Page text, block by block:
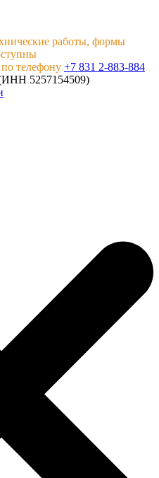
работы, формы
телефону +7 831 2-883-884
5257154509)